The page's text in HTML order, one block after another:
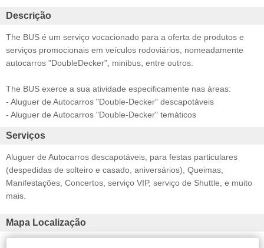
Descrição
The BUS é um serviço vocacionado para a oferta de produtos e
serviços promocionais em veículos rodoviários, nomeadamente
autocarros "DoubleDecker", minibus, entre outros.
The BUS exerce a sua atividade especificamente nas áreas:
- Aluguer de Autocarros "Double-Decker" descapotáveis
- Aluguer de Autocarros "Double-Decker" temáticos
Serviços
Aluguer de Autocarros descapotáveis, para festas particulares
(despedidas de solteiro e casado, aniversários), Queimas,
Manifestações, Concertos, serviço VIP, serviço de Shuttle, e muito
mais.
Mapa Localização